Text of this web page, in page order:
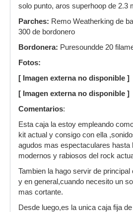
solo punto, aros superhoop de 2.3
Parches: Remo Weatherking de
300 de bordonero
Bordonera: Puresoundde 20
Fotos:
[ Imagen externa no disponible ]
[ Imagen externa no disponible ]
Comentarios:
Esta caja la estoy empleando
kit actual y consigo con ella
agudos mas espectaculares hasta
modernos y rabiosos del rock
Tambien la hago servir de
y en general,cuando necesito un
mas cortante.
Desde luego,es la unica caja fija